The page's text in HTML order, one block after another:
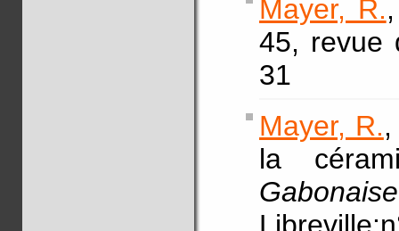
Mayer, R.
45, revue
31
Mayer, R.
la